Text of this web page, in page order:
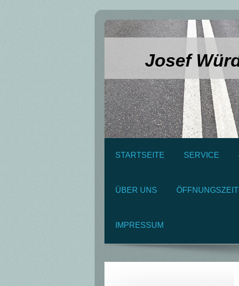
Josef
STARTSEITE SERVICE
ÜBER UNS
IMPRESSUM